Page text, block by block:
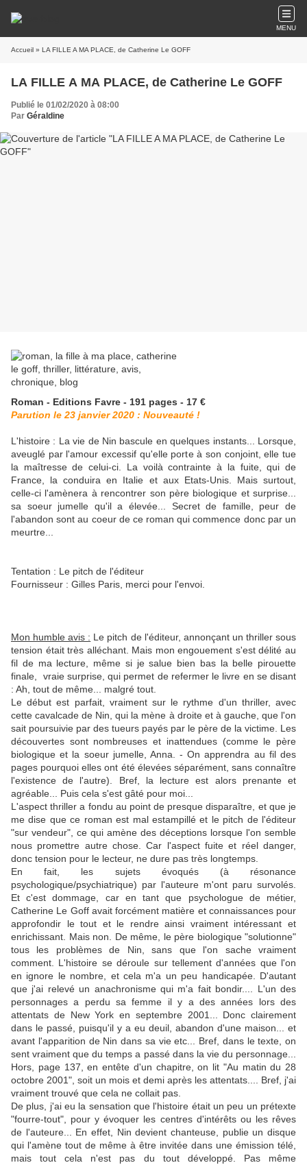
MENU
Accueil » LA FILLE A MA PLACE, de Catherine Le GOFF
LA FILLE A MA PLACE, de Catherine Le GOFF
Publié le 01/02/2020 à 08:00
Par Géraldine
Roman - Editions Favre - 191 pages - 17 €
Parution le 23 janvier 2020 : Nouveauté !
L'histoire : La vie de Nin bascule en quelques instants... Lorsque,
aveuglé par l'amour excessif qu'elle porte à son conjoint, elle tue
la maîtresse de celui-ci. La voilà contrainte à la fuite, qui de
France, la conduira en Italie et aux Etats-Unis. Mais surtout,
celle-ci l'amènera à rencontrer son père biologique et surprise...
sa soeur jumelle qu'il a élevée... Secret de famille, peur de
l'abandon sont au coeur de ce roman qui commence donc par un
meurtre...
Tentation : Le pitch de l'éditeur
Fournisseur : Gilles Paris, merci pour l'envoi.
Mon humble avis : Le pitch de l'éditeur, annonçant un thriller sous
tension était très alléchant. Mais mon engouement s'est délité au
fil de ma lecture, même si je salue bien bas la belle pirouette
finale, vraie surprise, qui permet de refermer le livre en se disant
: Ah, tout de même... malgré tout.
Le début est parfait, vraiment sur le rythme d'un thriller, avec
cette cavalcade de Nin, qui la mène à droite et à gauche, que l'on
sait poursuivie par des tueurs payés par le père de la victime. Les
découvertes sont nombreuses et inattendues (comme le père
biologique et la soeur jumelle, Anna. - On apprendra au fil des
pages pourquoi elles ont été élevées séparément, sans connaître
l'existence de l'autre). Bref, la lecture est alors prenante et
agréable... Puis cela s'est gâté pour moi...
L'aspect thriller a fondu au point de presque disparaître, et que je
me dise que ce roman est mal estampillé et le pitch de l'éditeur
"sur vendeur", ce qui amène des déceptions lorsque l'on semble
nous promettre autre chose. Car l'aspect fuite et réel danger,
donc tension pour le lecteur, ne dure pas très longtemps.
En fait, les sujets évoqués (à résonance
psychologique/psychiatrique) par l'auteure m'ont paru survolés.
Et c'est dommage, car en tant que psychologue de métier,
Catherine Le Goff avait forcément matière et connaissances pour
approfondir le tout et le rendre ainsi vraiment intéressant et
enrichissant. Mais non. De même, le père biologique "solutionne"
tous les problèmes de Nin, sans que l'on sache vraiment
comment. L'histoire se déroule sur tellement d'années que l'on
en ignore le nombre, et cela m'a un peu handicapée. D'autant
que j'ai relevé un anachronisme qui m'a fait bondir.... L'un des
personnages a perdu sa femme il y a des années lors des
attentats de New York en septembre 2001... Donc clairement
dans le passé, puisqu'il y a eu deuil, abandon d'une maison... et
avant l'apparition de Nin dans sa vie etc... Bref, dans le texte, on
sent vraiment que du temps a passé dans la vie du personnage...
Hors, page 137, en entête d'un chapitre, on lit "Au matin du 28
octobre 2001", soit un mois et demi après les attentats.... Bref, j'ai
vraiment trouvé que cela ne collait pas.
De plus, j'ai eu la sensation que l'histoire était un peu un prétexte
"fourre-tout", pour y évoquer les centres d'intérêts ou les rêves
de l'auteure... En effet, Nin devient chanteuse, publie un disque
qui l'amène tout de même à être invitée dans une émission télé,
mais tout cela n'est pas du tout développé. Pas même